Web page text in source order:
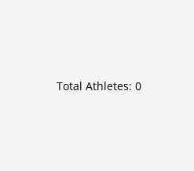
Total Athletes: 0